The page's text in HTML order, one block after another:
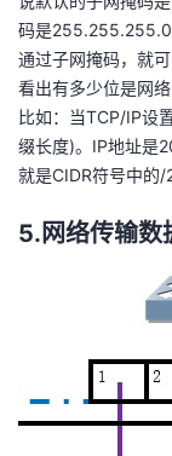
码是255.255.255.0
通过子网掩码，就
看出有多少位是网
比如：当TCP/IP设
缀长度)。IP地址是
就是CIDR符号中的/
5.网络传输数